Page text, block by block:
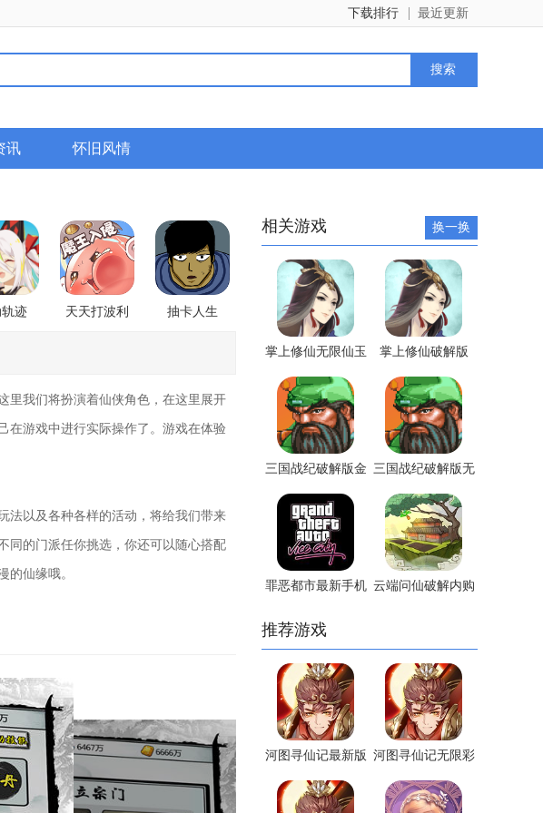
最近更新
下载排行
讯 怀旧风情
迹
天天打波利 抽卡人生
我们将扮演着仙侠角色，在这里展开
在游戏中进行实际操作了。游戏在体验
以及各种各样的活动，将给我们带来
同的门派任你挑选，你还可以随心搭配
的仙缘哦。
相关游戏 换一换
掌上修仙无限仙玉
版
掌上修仙破解版
三国战纪破解版金
手指版
三国战纪破解版无
限元宝版
罪恶都市最新手机 云端问仙破解内购
推荐游戏
河图寻仙记最新版 河图寻仙记无限彩
石版